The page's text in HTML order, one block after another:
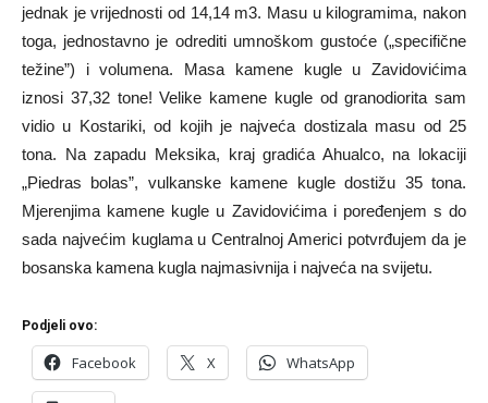
jednak je vrijednosti od 14,14 m3. Masu u kilogramima, nakon
toga, jednostavno je odrediti umnoškom gustoće („specifične
težine”) i volumena. Masa kamene kugle u Zavidovićima
iznosi 37,32 tone! Velike kamene kugle od granodiorita sam
vidio u Kostariki, od kojih je najveća dostizala masu od 25
tona. Na zapadu Meksika, kraj gradića Ahualco, na lokaciji
„Piedras bolas”, vulkanske kamene kugle dostižu 35 tona.
Mjerenjima kamene kugle u Zavidovićima i poređenjem s do
sada najvećim kuglama u Centralnoj Americi potvrđujem da je
bosanska kamena kugla najmasivnija i najveća na svijetu.
Podjeli ovo:
Facebook X WhatsApp